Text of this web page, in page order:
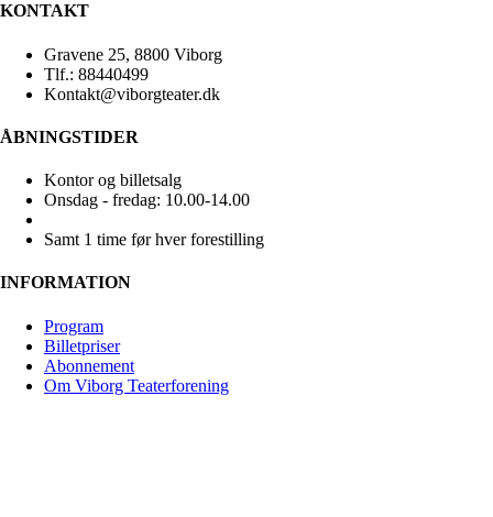
KONTAKT
Gravene 25, 8800 Viborg
Tlf.: 88440499
Kontakt@viborgteater.dk
ÅBNINGSTIDER
Kontor og billetsalg
Onsdag - fredag: 10.00-14.00
Samt 1 time før hver forestilling
INFORMATION
Program
Billetpriser
Abonnement
Om Viborg Teaterforening